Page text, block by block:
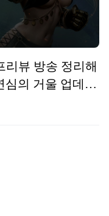
리뷰 방송 정리해
심의 거울 업데이
3차 매칭 등)